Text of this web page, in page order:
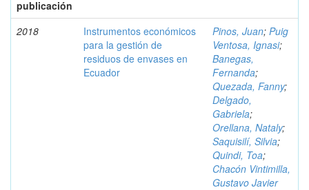
publicación
2018
Instrumentos económicos
para la gestión de
residuos de envases en
Ecuador
Pinos, Juan; Puig
Ventosa, Ignasi;
Banegas,
Fernanda;
Quezada, Fanny;
Delgado,
Gabriela;
Orellana, Nataly;
Saquisilí, Silvia;
Quindi, Toa;
Chacón Vintimilla,
Gustavo Javier